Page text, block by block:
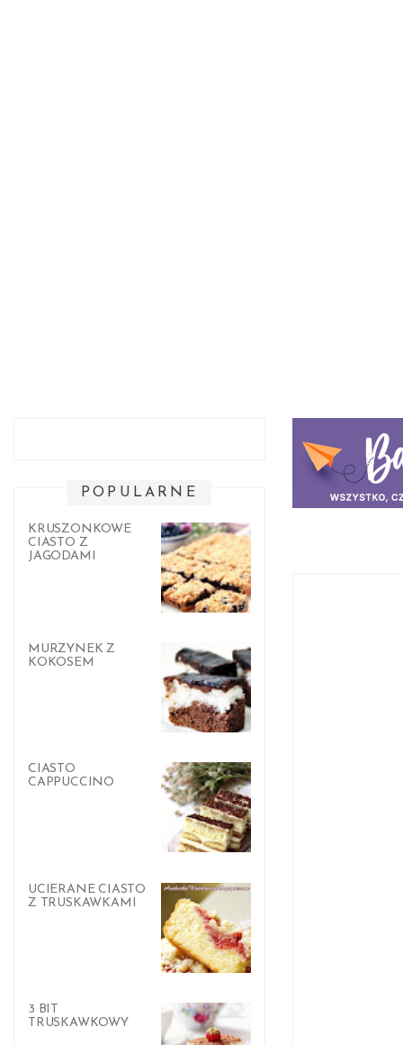
POPULARNE
KRUSZONKOWE
CIASTO Z
JAGODAMI
MURZYNEK Z
KOKOSEM
CIASTO
CAPPUCCINO
UCIERANE CIASTO
Z TRUSKAWKAMI
3 BIT
TRUSKAWKOWY